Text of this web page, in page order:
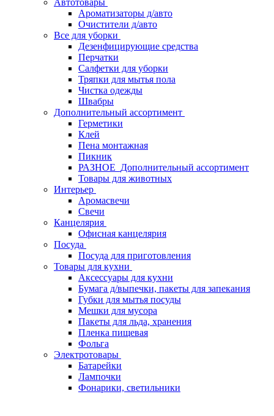
Автотовары
Ароматизаторы д/авто
Очистители д/авто
Все для уборки
Дезенфицирующие средства
Перчатки
Салфетки для уборки
Тряпки для мытья пола
Чистка одежды
Швабры
Дополнительный ассортимент
Герметики
Клей
Пена монтажная
Пикник
РАЗНОЕ_Дополнительный ассортимент
Товары для животных
Интерьер
Аромасвечи
Свечи
Канцелярия
Офисная канцелярия
Посуда
Посуда для приготовления
Товары для кухни
Аксессуары для кухни
Бумага д/выпечки, пакеты для запекания
Губки для мытья посуды
Мешки для мусора
Пакеты для льда, хранения
Пленка пищевая
Фольга
Электротовары
Батарейки
Лампочки
Фонарики, светильники